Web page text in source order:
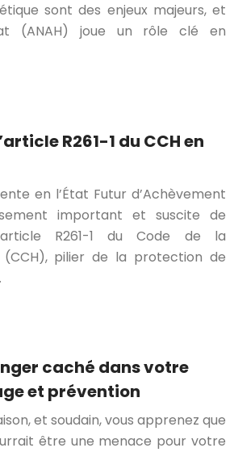
sont des enjeux majeurs, et
(ANAH) joue un rôle clé en
R261-1 du CCH en
en l’État Futur d’Achèvement
important et suscite de
R261-1 du Code de la
pilier de la protection de
caché dans votre
et prévention
et soudain, vous apprenez que
être une menace pour votre